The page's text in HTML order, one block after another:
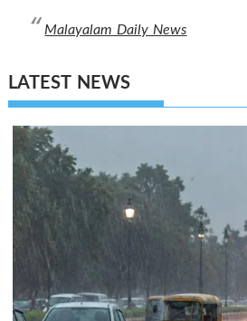
Malayalam Daily News
LATEST NEWS